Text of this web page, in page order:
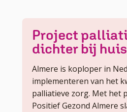
Project
dichter bij huis
Almere is koploper in
implementeren van het
palliatieve zorg. Met het
Positief Gezond Almere